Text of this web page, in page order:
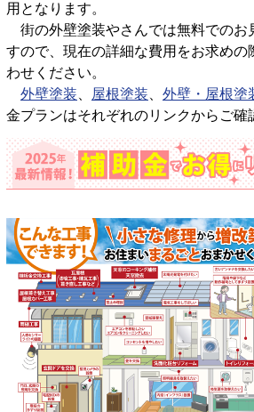
用となります。
街の外壁塗装やさんでは無料でのお
すので、現在の詳細な費用をお求めの
わせください。
外壁塗装
屋根塗装 外壁・屋根塗
金プランはそれぞれのリンクからご確